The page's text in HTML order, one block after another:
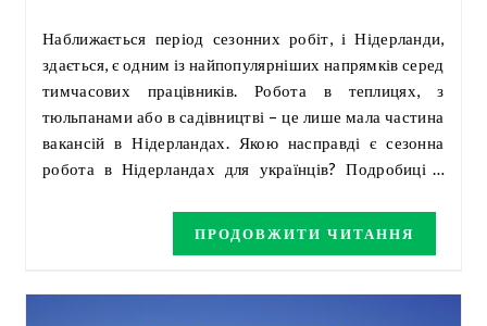
Наближається період сезонних робіт, і Нідерланди,
здається, є одним із найпопулярніших напрямків серед
тимчасових працівників. Робота в теплицях, з
тюльпанами або в садівництві – це лише мала частина
вакансій в Нідерландах. Якою насправді є сезонна
робота в Нідерландах для українців? Подробиці в
ПРОДОВЖИТИ ЧИТАННЯ